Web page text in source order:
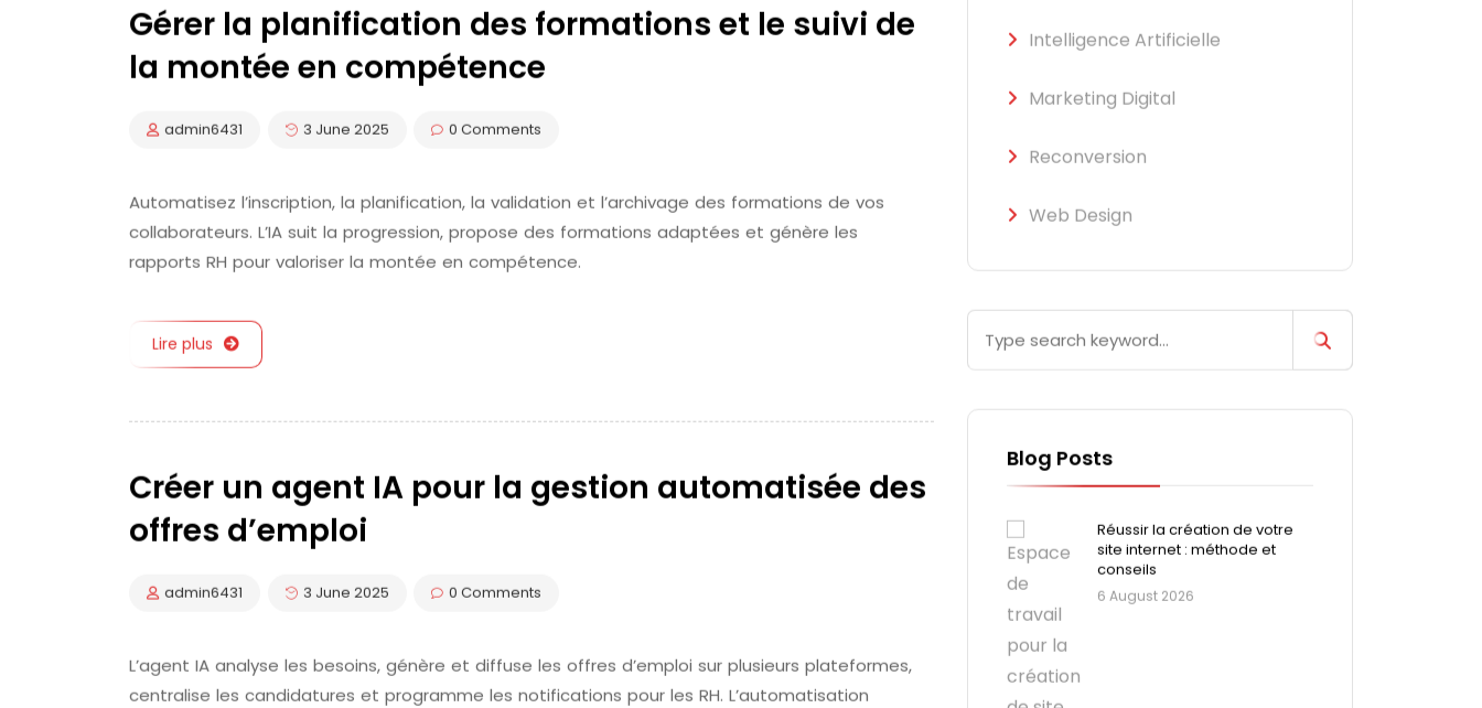
Gérer la planification des formations et le suivi de
la montée en compétence
admin6431 3 June 2025 0 Comments
Automatisez l’inscription, la planification, la validation et l’archivage des formations de vos
collaborateurs. L’IA suit la progression, propose des formations adaptées et génère les
rapports RH pour valoriser la montée en compétence.
Lire plus
Créer un agent IA pour la gestion automatisée des
offres d’emploi
admin6431 3 June 2025 0 Comments
L’agent IA analyse les besoins, génère et diffuse les offres d’emploi sur plusieurs plateformes,
centralise les candidatures et programme les notifications pour les RH. L’automatisation
Intelligence Artificielle
Marketing Digital
Reconversion
Web Design
Blog Posts
Réussir la création de votre
site internet : méthode et
conseils
6 August 2026